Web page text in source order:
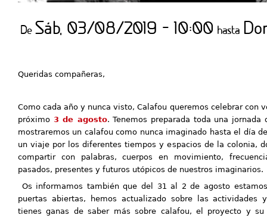
De Sáb, 03/08/2019 - 10:00 hasta
Queridas compañeras,
Como cada año y nunca visto, Calafou queremos celebrar con
próximo 3 de agosto. Tenemos preparada toda una
mostraremos un calafou como nunca imaginado hasta el día
un viaje por los diferentes tiempos y espacios de la colonia,
compartir con palabras, cuerpos en movimiento,
pasados, presentes y futuros utópicos de nuestros imaginarios.
Os informamos también que del 31 al 2 de agosto
puertas abiertas, hemos actualizado sobre las actividades
tienes ganas de saber más sobre calafou, el proyecto y